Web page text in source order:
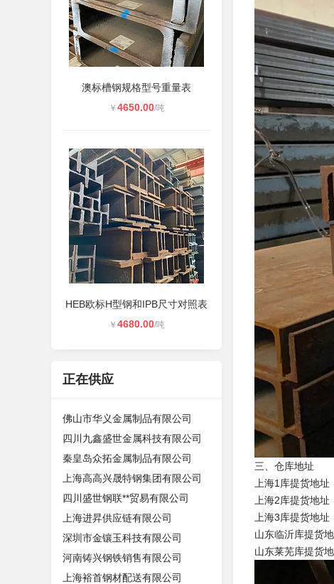
澳标槽钢规格型号重量表
￥ 4650.00/吨
HEB欧标H型钢和IPB尺寸对照表
￥ 4680.00/吨
正在供应
佛山市华义金属制品有限公司
四川九鑫盛世金属科技有限公司
秦皇岛众拓金属制品有限公司
上海高高兴晟特钢集团有限公司
四川盛世钢联**贸易有限公司
上海进昇供应链有限公司
深圳市金镶玉科技有限公司
河南铸兴钢铁销售有限公司
上海裕首钢材配送有限公司
三、仓库地址
上海1库提货地
上海2库提货地
上海3库提货地
山东临沂库提货
山东莱芜库提货